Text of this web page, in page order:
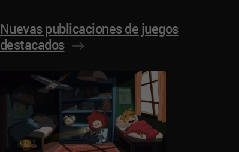
Nuevas publicaciones de juegos
destacados